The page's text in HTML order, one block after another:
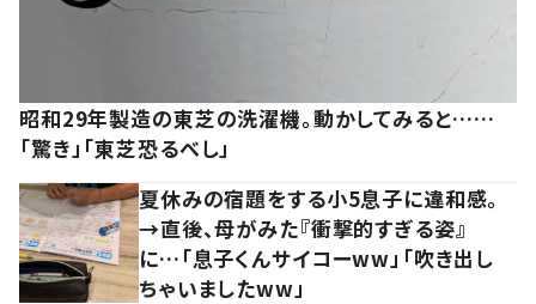
昭和29年製造の東芝の洗濯機。動かしてみると……
「驚き」「東芝恐るべし」
夏休みの宿題をする小5息子に違和感。
→直後、母がみた『衝撃的すぎる姿』
に…「息子くんサイコーww」「吹き出し
ちゃいましたww」